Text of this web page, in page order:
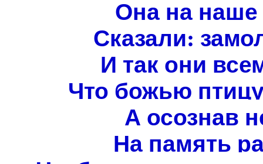
Она на
Сказали:
И так они
Что божью
А осознав
На память